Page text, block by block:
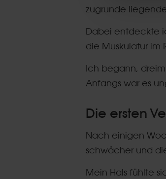
zugrunde
Dabei entdeckte
die Muskulatur im
Ich begann,
Anfangs war es
Die ersten
Nach einigen
schwächer und
Mein Hals fühlte